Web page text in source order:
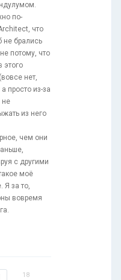
по-
что
не брались
потому, что
этого
нет,
просто из-за
не
из него
чем они
с другими
моё
Я за то,
вовремя
18